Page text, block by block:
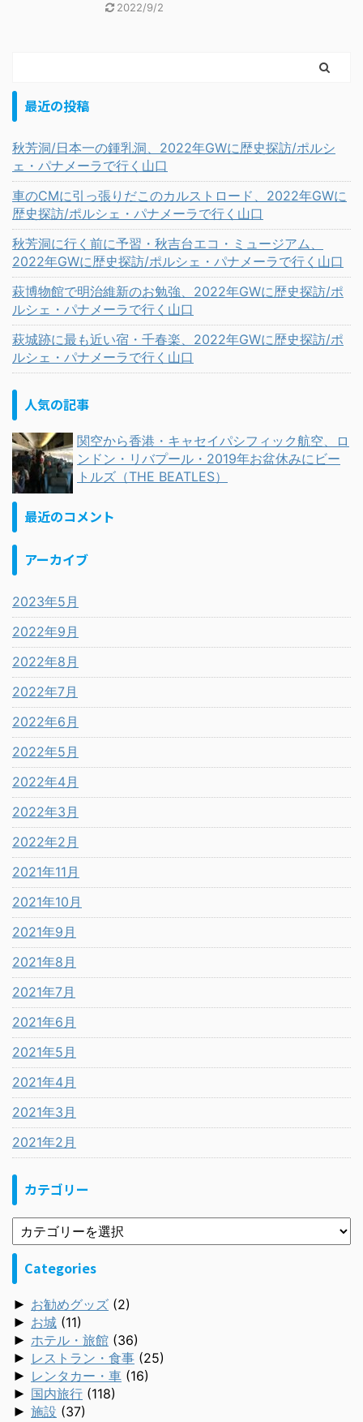
2022/9/2
最近の投稿
秋芳洞/日本一の鍾乳洞、2022年GWに歴史探訪/ポルシ
ェ・パナメーラで行く山口
車のCMに引っ張りだこのカルストロード、2022年GWに
歴史探訪/ポルシェ・パナメーラで行く山口
秋芳洞に行く前に予習・秋吉台エコ・ミュージアム、
2022年GWに歴史探訪/ポルシェ・パナメーラで行く山口
萩博物館で明治維新のお勉強、2022年GWに歴史探訪/ポ
ルシェ・パナメーラで行く山口
萩城跡に最も近い宿・千春楽、2022年GWに歴史探訪/ポ
ルシェ・パナメーラで行く山口
人気の記事
関空から香港・キャセイパシフィック航空、ロ
ンドン・リバプール・2019年お盆休みにビー
トルズ（THE BEATLES）
最近のコメント
アーカイブ
2023年5月
2022年9月
2022年8月
2022年7月
2022年6月
2022年5月
2022年4月
2022年3月
2022年2月
2021年11月
2021年10月
2021年9月
2021年8月
2021年7月
2021年6月
2021年5月
2021年4月
2021年3月
2021年2月
カテゴリー
Categories
► お勧めグッズ (2)
► お城 (11)
► ホテル・旅館 (36)
► レストラン・食事 (25)
► レンタカー・車 (16)
► 国内旅行 (118)
► 施設 (37)